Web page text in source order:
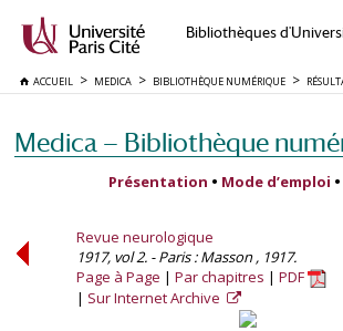
Bibliothèques
ACCUEIL MEDICA BIBLIOTHÈQUE NUMÉRIQUE
Medica — Bibliothèque
Présentation • Mode d’emploi •
Revue neurologique
1917, vol 2. - Paris : Masson , 1917.
Page à Page
Par chapitres
PDF
Sur Internet Archive